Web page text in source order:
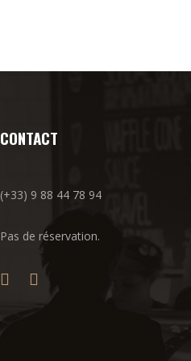
CONTACT
(+33) 9 88 44 78 94
Pas de réservation.